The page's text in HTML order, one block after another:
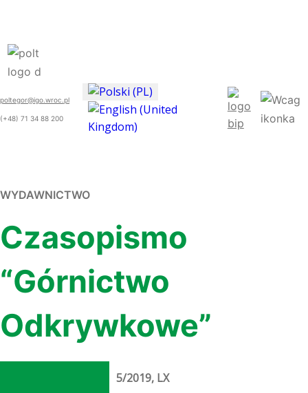
poltegor@igo.wroc.pl
(+48) 71 34 88 200
WYDAWNICTWO
Czasopismo
“Górnictwo
Odkrywkowe”
5/2019, LX